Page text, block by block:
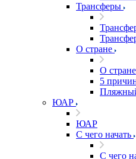
Трансферы
О стране
О стране
5
ЮАР
ЮАР
С чего начать
С чего